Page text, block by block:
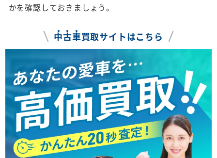
かを確認しておきましょう。
中古車買取サイトはこちら